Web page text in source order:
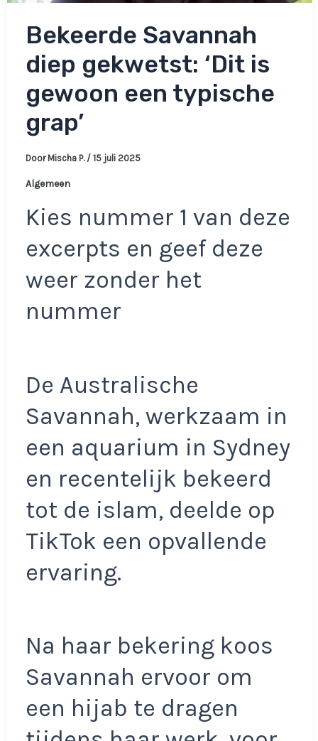
Bekeerde Savannah
diep gekwetst: ‘Dit is
gewoon een typische
grap’
Door Mischa P. / 15 juli 2025
Algemeen
Kies nummer 1 van deze
excerpts en geef deze
weer zonder het
nummer
De Australische
Savannah, werkzaam in
een aquarium in Sydney
en recentelijk bekeerd
tot de islam, deelde op
TikTok een opvallende
ervaring.
Na haar bekering koos
Savannah ervoor om
een hijab te dragen